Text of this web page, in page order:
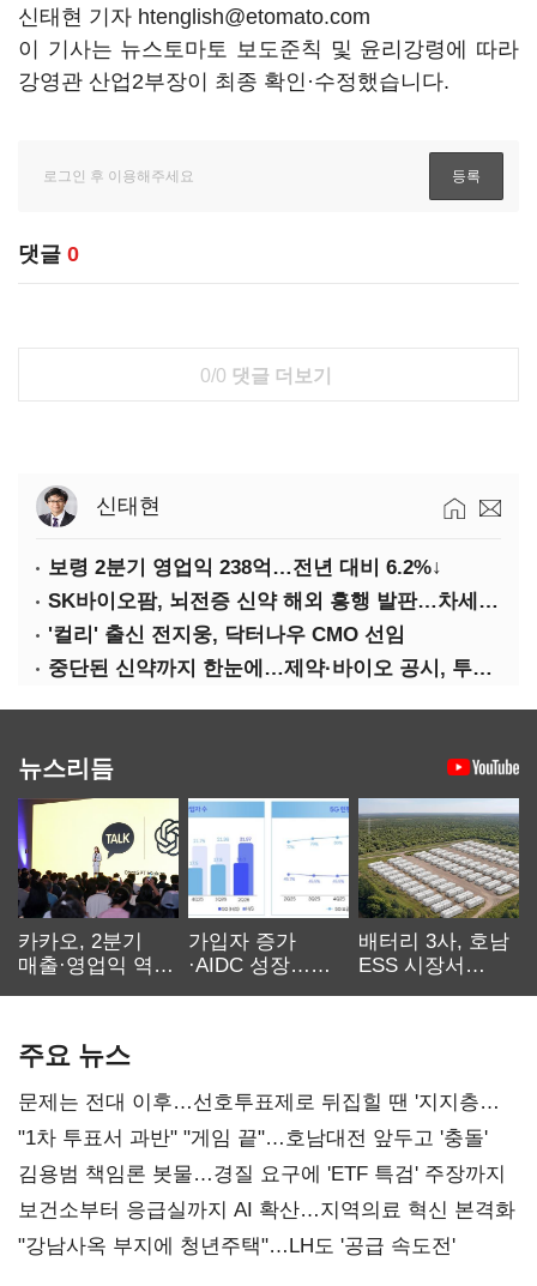
신태현 기자 htenglish@etomato.com
이 기사는 뉴스토마토 보도준칙 및 윤리강령에 따라
강영관 산업2부장이 최종 확인·수정했습니다.
댓글 0
0/0 댓글 더보기
신태현
보령 2분기 영업익 238억…전년 대비 6.2%↓
SK바이오팜, 뇌전증 신약 해외 흥행 발판…차세대 신약 개발 속도
'컬리' 출신 전지웅, 닥터나우 CMO 선임
중단된 신약까지 한눈에…제약·바이오 공시, 투명해진다
뉴스리듬
카카오, 2분기
매출·영업익 역대
가입자 증가
·AIDC 성장…
배터리 3사, 호남
ESS 시장서
주요 뉴스
문제는 전대 이후…선호투표제로 뒤집힐 땐 '지지층
불복'
"1차 투표서 과반" "게임 끝"…호남대전 앞두고 '충돌'
김용범 책임론 봇물…경질 요구에 'ETF 특검' 주장까지
보건소부터 응급실까지 AI 확산…지역의료 혁신 본격화
"강남사옥 부지에 청년주택"…LH도 '공급 속도전'